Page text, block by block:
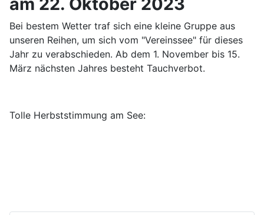
Bei bestem Wetter traf sich eine kleine Gruppe aus
unseren Reihen, um sich vom "Vereinssee" für dieses
Jahr zu verabschieden. Ab dem 1. November bis 15.
März nächsten Jahres besteht Tauchverbot.
Tolle Herbststimmung am See: